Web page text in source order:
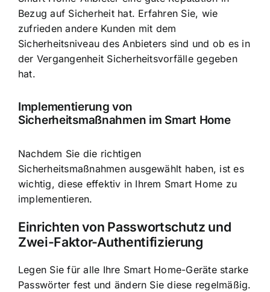
Bezug auf Sicherheit hat. Erfahren Sie, wie
zufrieden andere Kunden mit dem
Sicherheitsniveau des Anbieters sind und ob es in
der Vergangenheit Sicherheitsvorfälle gegeben
hat.
Implementierung von
Sicherheitsmaßnahmen im Smart Home
Nachdem Sie die richtigen
Sicherheitsmaßnahmen ausgewählt haben, ist es
wichtig, diese effektiv in Ihrem Smart Home zu
implementieren.
Einrichten von Passwortschutz und
Zwei-Faktor-Authentifizierung
Legen Sie für alle Ihre Smart Home-Geräte starke
Passwörter fest und ändern Sie diese regelmäßig.